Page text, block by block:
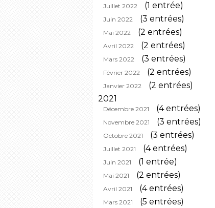
Juillet 2022 (1 entrée)
Juin 2022 (3 entrées)
Mai 2022 (2 entrées)
Avril 2022 (2 entrées)
Mars 2022 (3 entrées)
Février 2022 (2 entrées)
Janvier 2022
(2 entrées)
2021
Décembre 2021 (4 entrées)
Novembre 2021 (3 entrées)
Octobre 2021 (3 entrées)
Juillet 2021 (4 entrées)
Juin 2021 (1 entrée)
Mai 2021 (2 entrées)
Avril 2021 (4 entrées)
Mars 2021 (5 entrées)